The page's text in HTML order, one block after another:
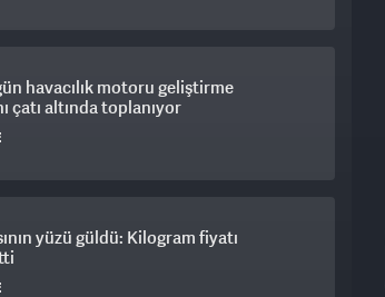
havacılık motoru geliştirme
çatı altında toplanıyor
yüzü güldü: Kilogram fiyatı